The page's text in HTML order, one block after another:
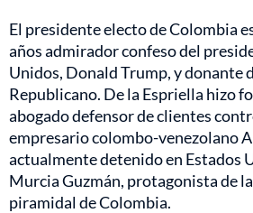
El presidente electo de Colombia
años admirador confeso del
Unidos, Donald Trump, y donante
Republicano. De la Espriella hizo
abogado defensor de clientes
empresario colombo-venezolano
actualmente detenido en Estados
Murcia Guzmán, protagonista de
piramidal de Colombia.